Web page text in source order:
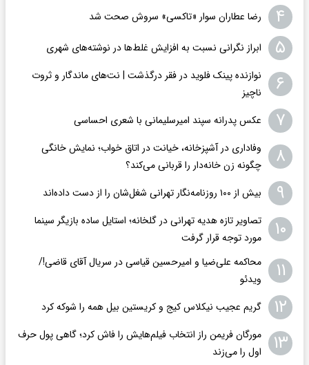
۴ رضا عطاران سوار «تاکسی» سروش صحت شد
۵ ابراز نگرانی نسبت به افزایش غلط‌ها در نوشته‌های شهری
۶
نوازنده پینک فلوید در فقر درگذشت | نت‌های ماندگار و ثروت
ناچیز
۷ عکس پدرانه سپند امیرسلیمانی با شعری احساسی
۸
وفاداری در آشپزخانه، خیانت در اتاق خواب؛ نمایش خانگی
چگونه زن خانه‌دار را قربانی می‌کند؟
۹ بیش از ۱۰۰ روزنامه‌نگار تهرانی شغل‌شان را از دست داده‌اند
۱۰
تصاویر تازه هدیه تهرانی در گلخانه؛ استایل ساده بازیگر سینما
مورد توجه قرار گرفت
۱۱
محاکمه علی‌ضیا و امیرحسین قیاسی در سریال آقای قاضی!/
ویدئو
۱۲ گریم عجیب نیکلاس کیج و کریستین بیل همه را شوکه کرد
۱۳
مورگان فریمن راز انتخاب فیلم‌هایش را فاش کرد؛ گاهی پول حرف
اول را می‌زند